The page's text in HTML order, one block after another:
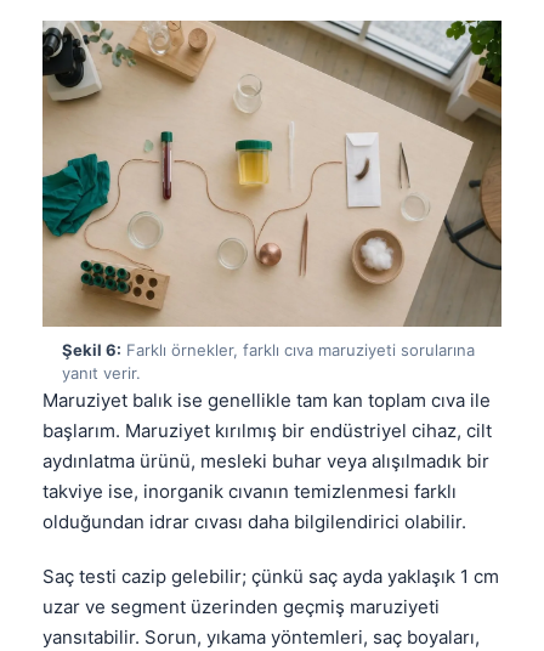
Şekil 6: Farklı örnekler, farklı cıva maruziyeti sorularına
yanıt verir.
Maruziyet balık ise genellikle tam kan toplam cıva ile
başlarım. Maruziyet kırılmış bir endüstriyel cihaz, cilt
aydınlatma ürünü, mesleki buhar veya alışılmadık bir
takviye ise, inorganik cıvanın temizlenmesi farklı
olduğundan idrar cıvası daha bilgilendirici olabilir.
Saç testi cazip gelebilir; çünkü saç ayda yaklaşık 1 cm
uzar ve segment üzerinden geçmiş maruziyeti
yansıtabilir. Sorun, yıkama yöntemleri, saç boyaları,
Беларуская мова
Ślōnskŏ gŏdka
Norsk bokmål